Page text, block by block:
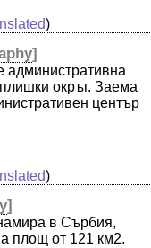
)
]
окръг. Заема
център
)
]
в Сърбия,
площ от 121 км2.